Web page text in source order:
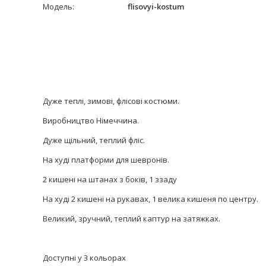
Модель: flisovyi-kostum
Дуже теплі, зимові, флісові костюми.
Виробництво Німеччина.
Дуже щільний, теплий фліс.
На худі платформи для шевронів.
2 кишені на штанах з боків, 1 ззаду
На худі 2 кишені на рукавах, 1 велика кишеня по центру.
Великий, зручний, теплий каптур на затяжках.
Доступні у 3 кольорах